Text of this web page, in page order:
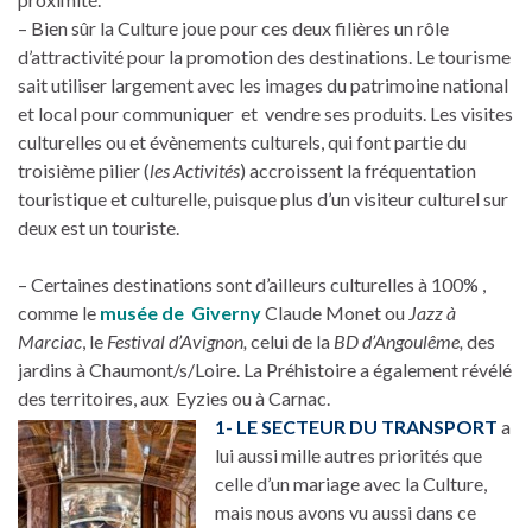
– Bien sûr la Culture joue pour ces deux filières un rôle
d’attractivité pour la promotion des destinations. Le tourisme
sait utiliser largement avec les images du patrimoine national
et local pour communiquer et vendre ses produits. Les visites
culturelles ou et évènements culturels, qui font partie du
troisième pilier (les Activités) accroissent la fréquentation
touristique et culturelle, puisque plus d’un visiteur culturel sur
deux est un touriste.
– Certaines destinations sont d’ailleurs culturelles à 100% ,
comme le musée de GivernyClaude Monet ou Jazz à
Marciac, le Festival d’Avignon, celui de la BD d’Angoulême, des
jardins à Chaumont/s/Loire. La Préhistoire a également révélé
des territoires, aux Eyzies ou à Carnac.
1- LE SECTEUR DU TRANSPORT a
lui aussi mille autres priorités que
celle d’un mariage avec la Culture,
mais nous avons vu aussi dans ce